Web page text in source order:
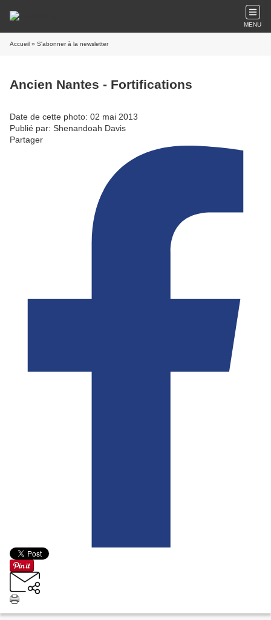
MENU
Accueil » S'abonner à la newsletter
Ancien Nantes - Fortifications
Date de cette photo: 02 mai 2013
Publié par: Shenandoah Davis
Partager